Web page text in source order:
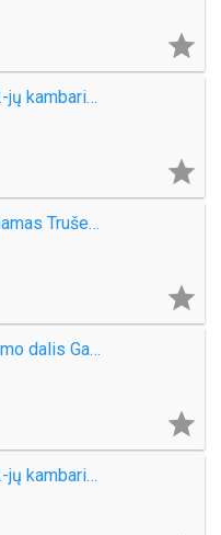

Parduodamas 2-jų kambarių butas J. Zauerveino g.

Parduodamas namas Trušelių k.

Parduodama namo dalis Gargžduose

Parduodamas 2-jų kambarių butas Tauralaukyje